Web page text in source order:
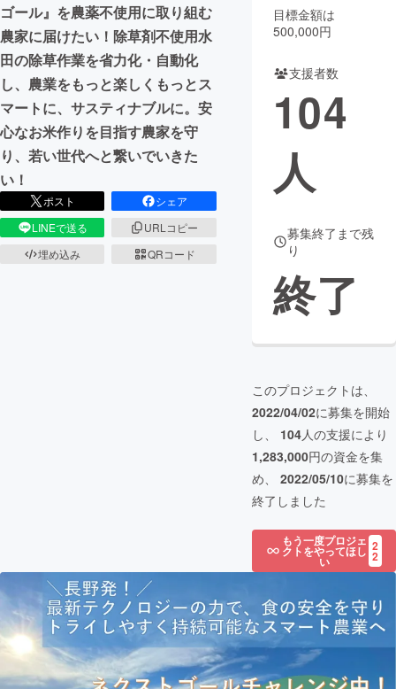
CAMPFIREふるさと納税machi-ya コミュニティ
ゴール』を農薬不使用に取り組む
農家に届けたい！除草剤不使用水
田の除草作業を省力化・自動化
し、農業をもっと楽しくもっとス
マートに、サスティナブルに。安
心なお米作りを目指す農家を守
り、若い世代へと繋いでいきた
い！
ポスト
シェア
LINEで送る
URLコピー
埋め込み
QRコード
目標金額は
500,000円
支援者数
104
人
募集終了まで残
り
終了
このプロジェクトは、
2022/04/02に募集を開始
し、 104人の支援により
1,283,000円の資金を集
め、 2022/05/10に募集を
終了しました
もう一度プロジェ
クトをやってほし
い
2
2